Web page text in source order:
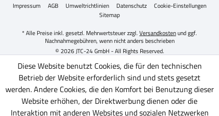
Impressum AGB Umweltrichtlinien Datenschutz
Cookie-Einstellungen
Sitemap
* Alle Preise inkl. gesetzl. Mehrwertsteuer zzgl. Versandkostenund ggf.
Nachnahmegebühren, wenn nicht anders beschrieben
© 2026 JTC-24 GmbH - All Rights Reserved.
Diese Website benutzt Cookies, die für den technischen
Betrieb der Website erforderlich sind und stets gesetzt
werden. Andere Cookies, die den Komfort bei Benutzung dieser
Website erhöhen, der Direktwerbung dienen oder die
Interaktion mit anderen Websites und sozialen Netzwerken